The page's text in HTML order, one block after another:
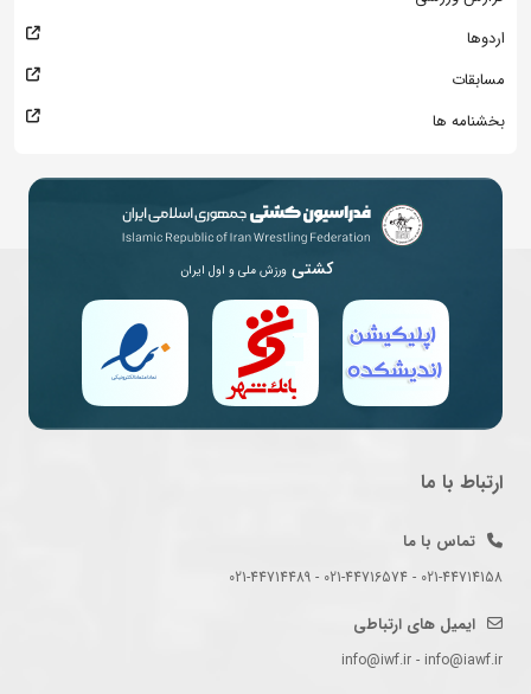
اردوها
مسابقات
بخشنامه ها
کشتی ورزش ملی و اول ایران
ارتباط با ما
تماس با ما
021-44714158 - 021-44716574 - 021-44714489
ایمیل های ارتباطی
info@iwf.ir - info@iawf.ir